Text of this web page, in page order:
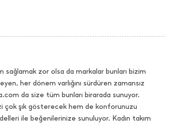
zor olsa da markalar bunları bizim
her dönem varlığını sürdüren zamansız
da size tüm bunları birarada sunuyor.
çok şık gösterecek hem de konforunuzu
ile beğenilerinize sunuluyor. Kadın takım